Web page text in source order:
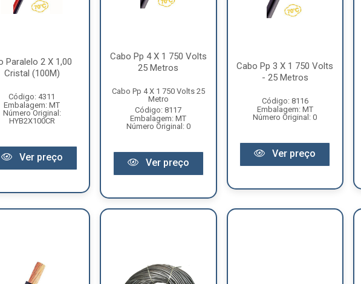
Paralelo 2 X 1,00
Cristal (100M)
Código: 4311
Embalagem: MT
Número Original:
HYB2X100CR
Ver preço
Cabo Pp 4 X 1 750 Volts
25 Metros
Cabo Pp 4 X 1 750 Volts 25
Metro
Código: 8117
Embalagem: MT
Número Original: 0
Ver preço
Cabo Pp 3 X 1 750 Volts
- 25 Metros
Código: 8116
Embalagem: MT
Número Original: 0
Ver preço